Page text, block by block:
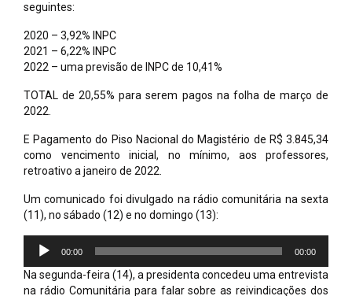
seguintes:
2020 – 3,92% INPC
2021 – 6,22% INPC
2022 – uma previsão de INPC de 10,41%
TOTAL de 20,55% para serem pagos na folha de março de
2022.
E Pagamento do Piso Nacional do Magistério de R$ 3.845,34
como vencimento inicial, no mínimo, aos professores,
retroativo a janeiro de 2022.
Um comunicado foi divulgado na rádio comunitária na sexta
(11), no sábado (12) e no domingo (13):
Tocador
áudio
00:00 00:00
Na segunda-feira (14), a presidenta concedeu uma entrevista
na rádio Comunitária para falar sobre as reivindicações dos